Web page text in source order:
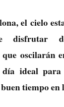
el cielo
disfrutar
oscilarán
día ideal
tiempo en